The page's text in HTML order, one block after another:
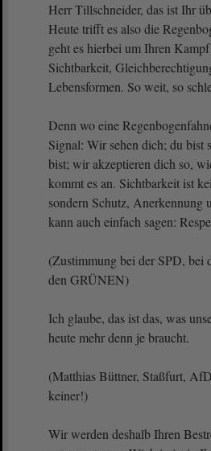
Herr Tillschneider, das ist Ihr
Heute trifft es also die
geht es hierbei um Ihren
Sichtbarkeit,
Lebensformen. So weit, so
Denn wo eine
Signal: Wir sehen dich; du bist
bist; wir akzeptieren dich so,
kommt es an. Sichtbarkeit ist
sondern Schutz, Anerkennung
kann auch einfach sagen:
(Zustimmung bei der SPD, bei
den GRÜNEN)
Ich glaube, das ist das, was
heute mehr denn je braucht.
(Matthias Büttner, Staßfurt,
keiner!)
Wir werden deshalb Ihren